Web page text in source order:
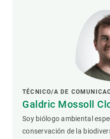
TÉCNICO/A DE
Galdric Mossoll
Soy biólogo ambiental
conservación de la